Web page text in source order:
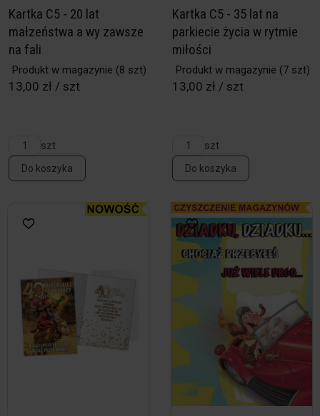
Kartka C5 - 20 lat
małzeństwa a wy zawsze
na fali
Produkt w magazynie (8 szt)
13,00 zł / szt
szt
Do koszyka
Kartka C5 - 35 lat na
parkiecie życia w rytmie
miłości
Produkt w magazynie (7 szt)
13,00 zł / szt
szt
Do koszyka